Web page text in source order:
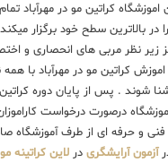
اموزشگاه کراتین مو در مهرآباد
در بالاترین سطح خود برگزار
زیر نظر مربی های انحصاری و
اموزش کراتین مو در مهرآباد با
شوند . پس از پایان دوره کراتین
درصورت درخواست
و حرفه ای از طرف آموزشگاه
آزمون آرایشگری در لاین کراتینه مو